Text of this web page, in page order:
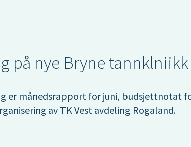
på nye Bryne tannklniikk
er månedsrapport for juni, budsjettnotat
av TK Vest avdeling Rogaland.